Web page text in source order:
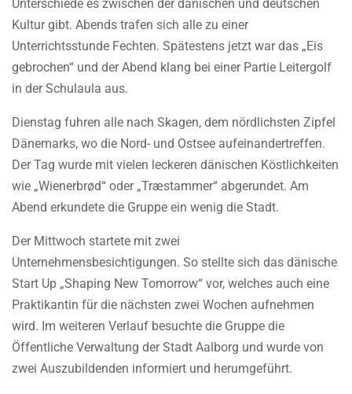
Unterschiede es zwischen der dänischen und deutschen
Kultur gibt. Abends trafen sich alle zu einer
Unterrichtsstunde Fechten. Spätestens jetzt war das „Eis
gebrochen“ und der Abend klang bei einer Partie Leitergolf
in der Schulaula aus.
Dienstag fuhren alle nach Skagen, dem nördlichsten Zipfel
Dänemarks, wo die Nord- und Ostsee aufeinandertreffen.
Der Tag wurde mit vielen leckeren dänischen Köstlichkeiten
wie „Wienerbrød“ oder „Trӕstammer“ abgerundet. Am
Abend erkundete die Gruppe ein wenig die Stadt.
Der Mittwoch startete mit zwei
Unternehmensbesichtigungen. So stellte sich das dänische
Start Up „Shaping New Tomorrow“ vor, welches auch eine
Praktikantin für die nächsten zwei Wochen aufnehmen
wird. Im weiteren Verlauf besuchte die Gruppe die
Öffentliche Verwaltung der Stadt Aalborg und wurde von
zwei Auszubildenden informiert und herumgeführt.